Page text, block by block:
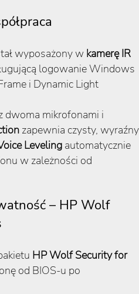
wyposażony w kamerę IR
logowanie Windows
i Dynamic Light
dwoma mikrofonami i
zapewnia czysty, wyraźny
Leveling automatycznie
w zależności od
– HP Wolf
HP Wolf Security for
od BIOS-u po